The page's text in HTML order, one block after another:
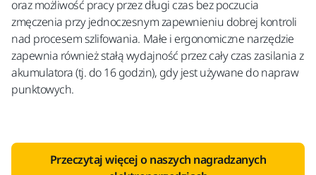
oraz możliwość pracy przez długi czas bez poczucia
zmęczenia przy jednoczesnym zapewnieniu dobrej kontroli
nad procesem szlifowania. Małe i ergonomiczne narzędzie
zapewnia również stałą wydajność przez cały czas zasilania z
akumulatora (tj. do 16 godzin), gdy jest używane do napraw
punktowych.
Przeczytaj więcej o naszych nagradzanych